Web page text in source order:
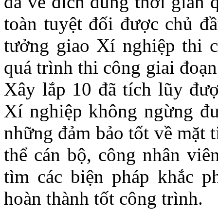
toàn tuyệt đối được chủ
tưởng giao Xí nghiệp thi
quá trình thi công giai
Xây lắp 10 đã tích lũy
Xí nghiệp không ngừng
những đảm bảo tốt về mặt
thể cán bộ, công nhân
tìm các biện pháp khắc
hoàn thành tốt công trình.